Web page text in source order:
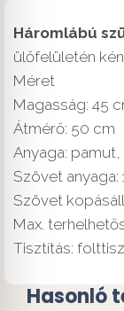
Háromlábú
ülőfelületén
Méret
Magasság: 45
Átmérő: 50 cm
Anyaga:
Szövet
Szövet
Max.
Tisztítás:
Hasonló